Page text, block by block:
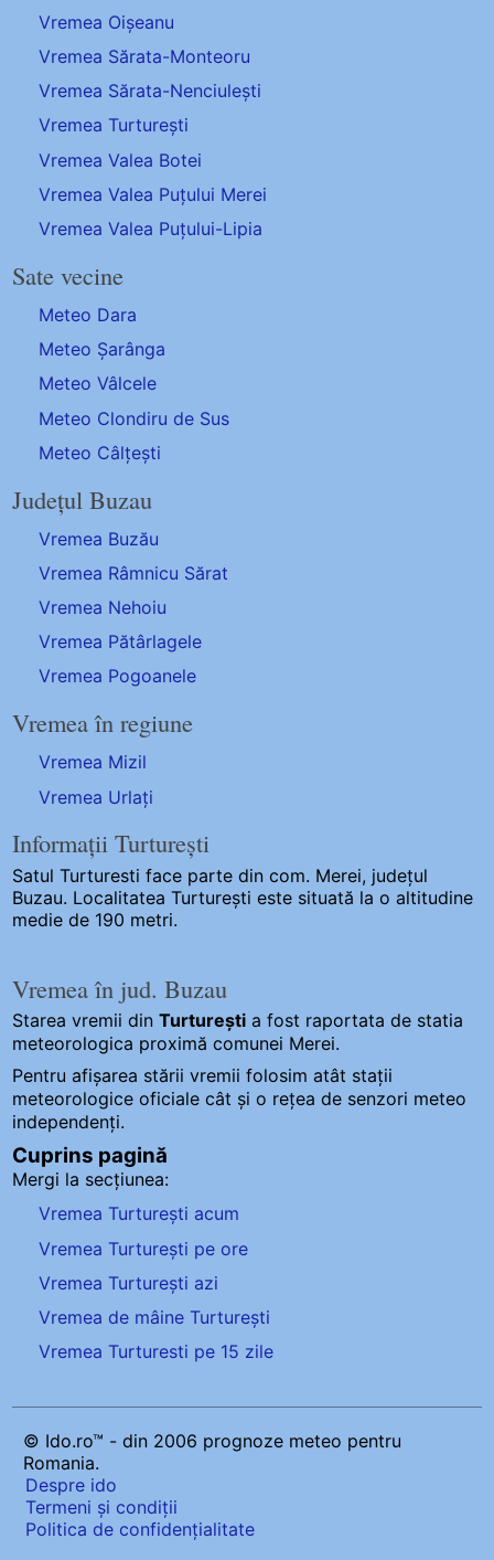
Vremea Oișeanu
Vremea Sărata-Monteoru
Vremea Sărata-Nenciulești
Vremea Turturești
Vremea Valea Botei
Vremea Valea Puțului Merei
Vremea Valea Puțului-Lipia
Sate vecine
Meteo Dara
Meteo Șarânga
Meteo Vâlcele
Meteo Clondiru de Sus
Meteo Câlțești
Județul Buzau
Vremea Buzău
Vremea Râmnicu Sărat
Vremea Nehoiu
Vremea Pătârlagele
Vremea Pogoanele
Vremea în regiune
Vremea Mizil
Vremea Urlați
Informații Turturești
Satul Turturesti face parte din com. Merei, județul
Buzau. Localitatea Turturești este situată la o altitudine
medie de 190 metri.
Vremea în jud. Buzau
Starea vremii dinTurturești a fost raportata de statia
meteorologica proximă comunei Merei.
Pentru afișarea stării vremii folosim atât stații
meteorologice oficiale cât și o rețea de senzori meteo
independenți.
Cuprins pagină
Mergi la secțiunea:
Vremea Turturești acum
Vremea Turturești pe ore
Vremea Turturești azi
Vremea de mâine Turturești
Vremea Turturesti pe 15 zile
© Ido.ro™ - din 2006 prognoze meteo pentru
Romania.
Despre ido
Termeni și condiții
Politica de confidențialitate